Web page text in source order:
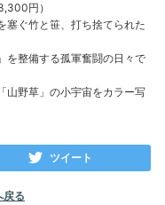
円）
塞ぐ竹と笹、打ち捨てられた
を整備する孤軍奮闘の日々で
山野草」の小宇宙をカラー写
ツイート
戻る